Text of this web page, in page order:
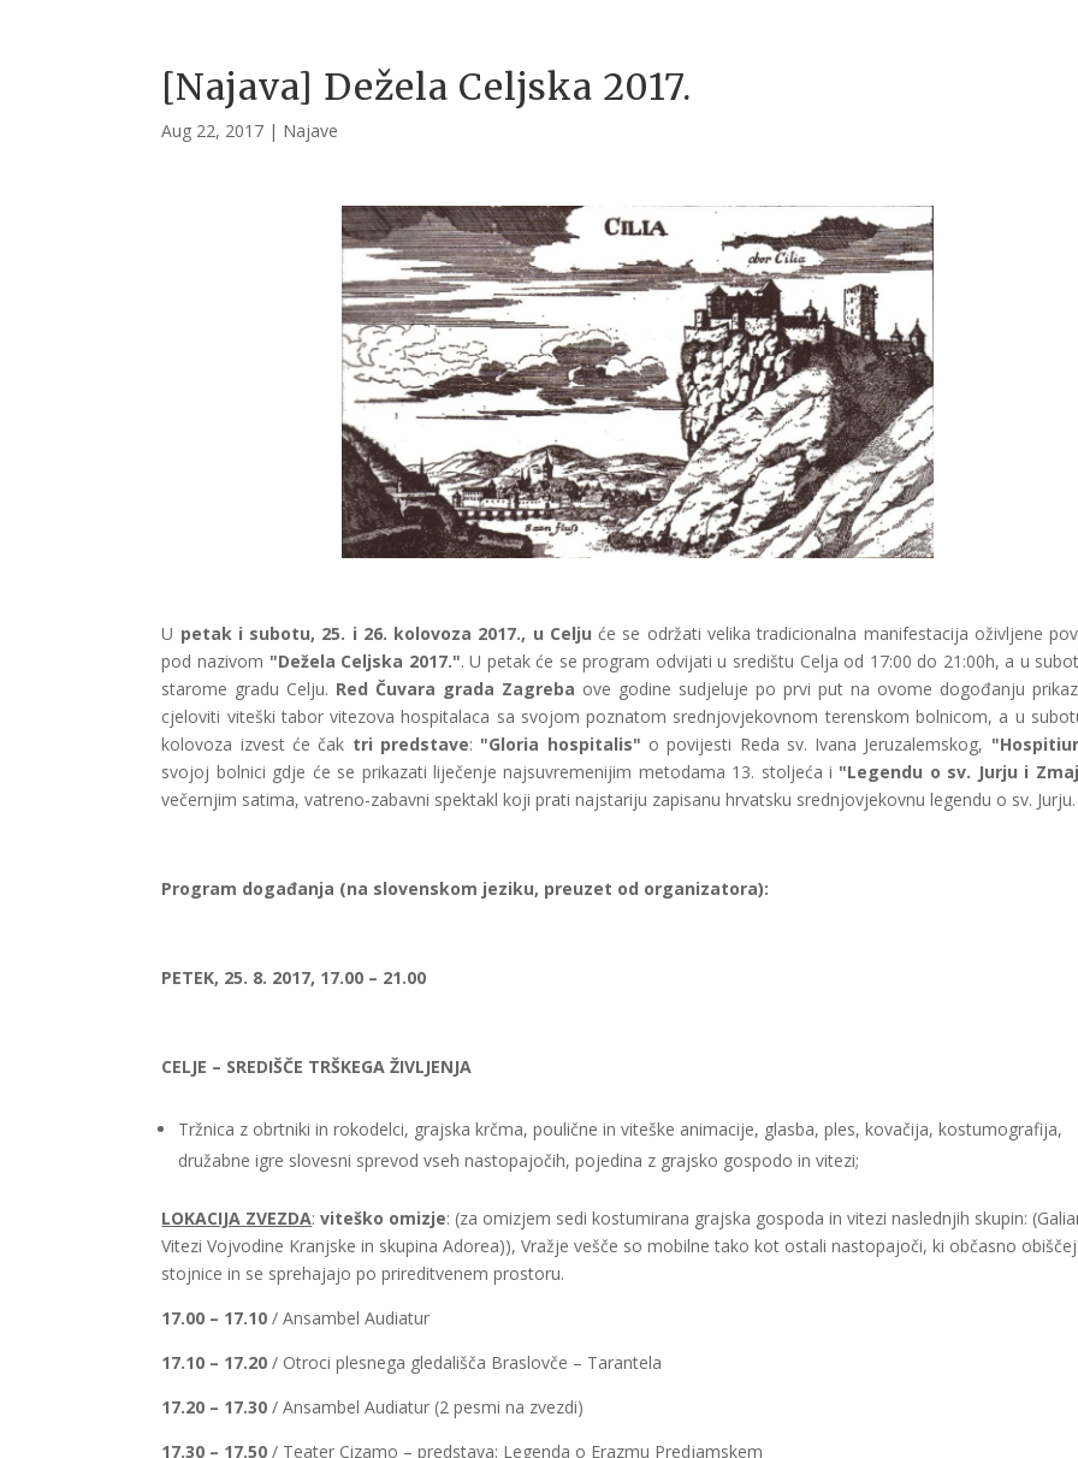
[Najava] Dežela Celjska 2017.
Aug 22, 2017 | Najave
U petak i subotu, 25. i 26. kolovoza 2017., u Celju će se održati velika tradicionalna manifestacija oživljene
pod nazivom "Dežela Celjska 2017.". U petak će se program odvijati u središtu Celja od 17:00 do 21:00h, a u
starome gradu Celju. Red Čuvara grada Zagreba ove godine sudjeluje po prvi put na ovome dogođanju
cjeloviti viteški tabor vitezova hospitalaca sa svojom poznatom srednjovjekovnom terenskom bolnicom, a u
kolovoza izvest će čak tri predstave: "Gloria hospitalis" o povijesti Reda sv. Ivana Jeruzalemskog,
svojoj bolnici gdje će se prikazati liječenje najsuvremenijim metodama 13. stoljeća i "Legendu o sv. Jurju i
večernjim satima, vatreno-zabavni spektakl koji prati najstariju zapisanu hrvatsku srednjovjekovnu legendu o sv. Jurju.
Program događanja (na slovenskom jeziku, preuzet od organizatora):
PETEK, 25. 8. 2017, 17.00 – 21.00
CELJE – SREDIŠČE TRŠKEGA ŽIVLJENJA
Tržnica z obrtniki in rokodelci, grajska krčma, poulične in viteške animacije, glasba, ples, kovačija, kostumografija,
družabne igre slovesni sprevod vseh nastopajočih, pojedina z grajsko gospodo in vitezi;
LOKACIJA ZVEZDA:viteško omizje: (za omizjem sedi kostumirana grajska gospoda in vitezi naslednjih skupin:
Vitezi Vojvodine Kranjske in skupina Adorea)), Vražje vešče so mobilne tako kot ostali nastopajoči, ki občasno
stojnice in se sprehajajo po prireditvenem prostoru.
17.00 – 17.10 / Ansambel Audiatur
17.10 – 17.20 / Otroci plesnega gledališča Braslovče – Tarantela
17.20 – 17.30 / Ansambel Audiatur (2 pesmi na zvezdi)
17.30 – 17.50 / Teater Cizamo – predstava: Legenda o Erazmu Predjamskem